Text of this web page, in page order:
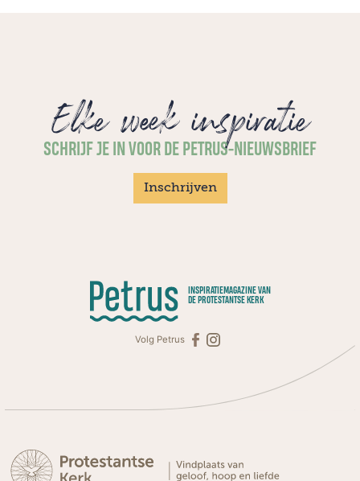
Elke week inspiratie
SCHRIJF JE IN VOOR DE PETRUS-NIEUWSBRIEF
Inschrijven
INSPIRATIEMAGAZINE VAN
DE PROTESTANTSE KERK
Volg Petrus